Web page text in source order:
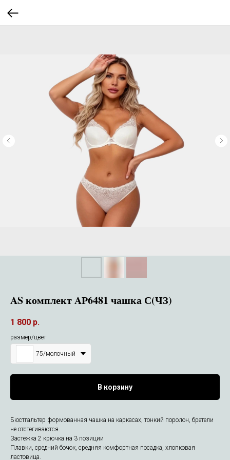
AS комплект AР6481 чашка С(ЧЗ)
1 800 р.
размер/цвет
75/молочный
В корзину
Бюстгальтер формованная чашка на каркасах, тонкий поролон, бретели
не отстегиваются.
Застежка 2 крючка на 3 позиции
Плавки, средний бочок, средняя комфортная посадка, хлопковая
ластовица.